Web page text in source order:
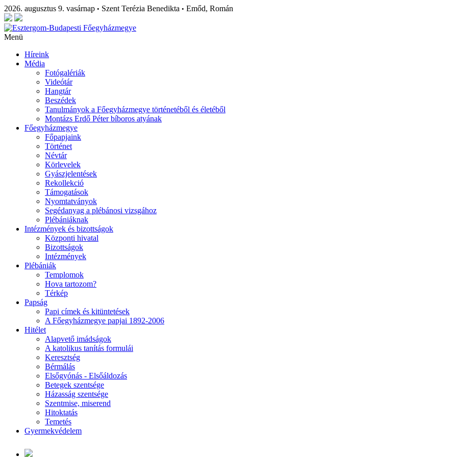
2026. augusztus 9. vasárnap • Szent Terézia Benedikta • Emőd, Román
Menü
Híreink
Média
Fotógalériák
Videótár
Hangtár
Beszédek
Tanulmányok a Főegyházmegye történetéből és életéből
Montázs Erdő Péter bíboros atyának
Főegyházmegye
Főpapjaink
Történet
Névtár
Körlevelek
Gyászjelentések
Rekollekció
Támogatások
Nyomtatványok
Segédanyag a plébánosi vizsgához
Plébániáknak
Intézmények és bizottságok
Központi hivatal
Bizottságok
Intézmények
Plébániák
Templomok
Hova tartozom?
Térkép
Papság
Papi címek és kitüntetések
A Főegyházmegye papjai 1892-2006
Hitélet
Alapvető imádságok
A katolikus tanítás formulái
Keresztség
Bérmálás
Elsőgyónás - Elsőáldozás
Betegek szentsége
Házasság szentsége
Szentmise, miserend
Hitoktatás
Temetés
Gyermekvédelem